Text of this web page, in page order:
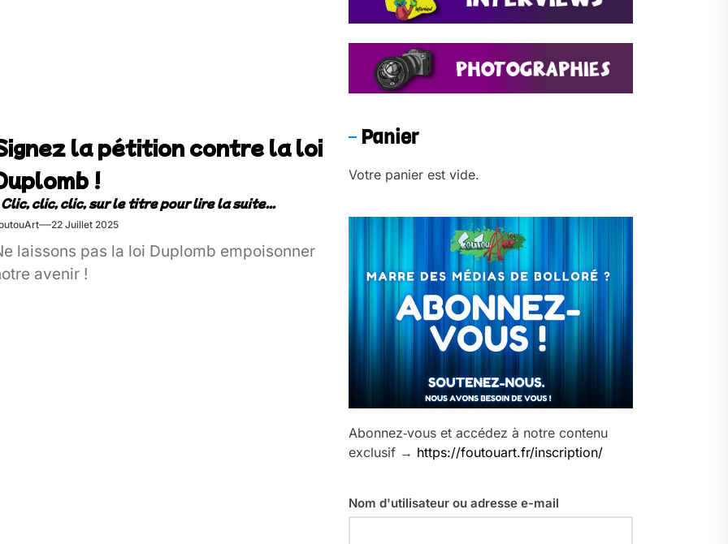
la pétition contre la loi
!
22 Juillet 2025
laissons pas la loi Duplomb empoisonner
avenir !
Panier
Votre panier est vide.
Abonnez‑vous et accédez à notre contenu
exclusif → https://foutouart.fr/inscription/
Nom d'utilisateur ou adresse e-mail